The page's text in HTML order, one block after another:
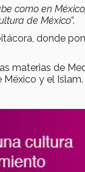
como en
de México”.
donde
materias de
y el Islam.